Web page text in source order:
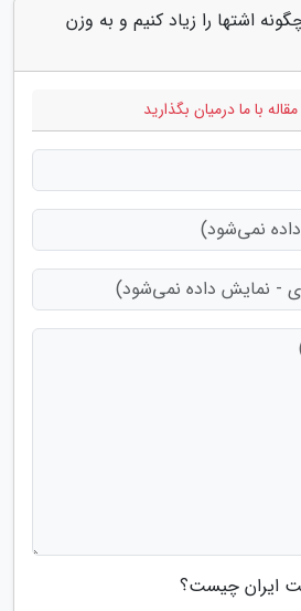
اشتها را زیاد کنیم و به وزن
با ما درمیان بگذارید
ایران چیست؟